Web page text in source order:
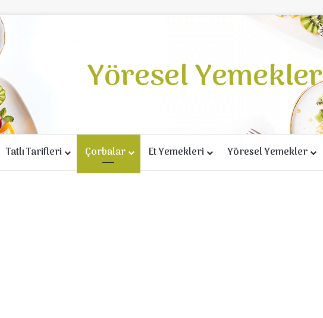
Yöresel Yemekler
Tatlı Tarifleri Çorbalar Et Yemekleri Yöresel Yemekler